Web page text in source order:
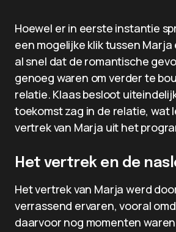
Hoewel er in eerste instantie
een mogelijke klik tussen Marja
al snel dat de romantische
genoeg waren om verder te
relatie. Klaas besloot
toekomst zag in de relatie, wat
vertrek van Marja uit het
Het vertrek en de
Het vertrek van Marja werd
verrassend ervaren, vooral
daarvoor nog momenten